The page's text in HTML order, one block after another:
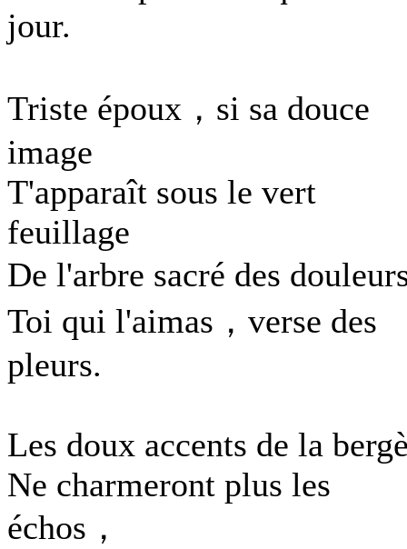
jour.
Triste époux，si sa douce
image
T'apparaît sous le vert
feuillage
De l'arbre sacré des
Toi qui l'aimas，verse des
pleurs.
Les doux accents de la
Ne charmeront plus les
échos，